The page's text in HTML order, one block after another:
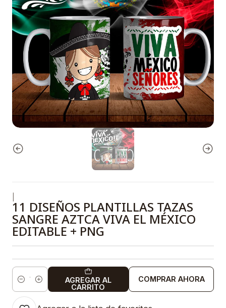
11 DISEÑOS PLANTILLAS TAZAS
SANGRE AZTCA VIVA EL MÉXICO
EDITABLE + PNG
Cantidad
AGREGAR AL
CARRITO
COMPRAR AHORA